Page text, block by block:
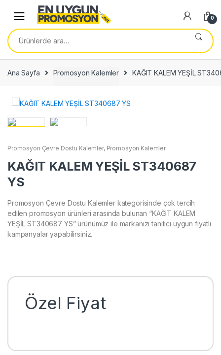
navigation
content
0
Ara:
Ana Sayfa Promosyon Kalemler KAĞIT KALEM YEŞİL
Promosyon Çevre Dostu Kalemler, Promosyon Kalemler
KAĞIT KALEM YEŞİL ST340687
YS
Promosyon Çevre Dostu Kalemler kategorisinde çok tercih
edilen promosyon ürünleri arasında bulunan “KAĞIT KALEM
YEŞİL ST340687 YS” ürünümüz ile markanızı tanıtıcı uygun fiyatlı
kampanyalar yapabilirsiniz.
Özel Fiyat